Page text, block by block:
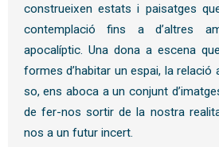
construeixen estats i paisatges
contemplació fins a d’altres
apocalíptic. Una dona a escena
formes d’habitar un espai, la relació
so, ens aboca a un conjunt
de fer-nos sortir de la nostra
nos a un futur incert.